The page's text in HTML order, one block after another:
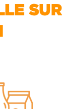
SUR